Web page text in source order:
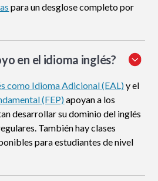
para un desglose completo por
en el idioma inglés?
como Idioma Adicional (EAL)y el
(FEP)apoyan a los
desarrollar su dominio del inglés
También hay clases
para estudiantes de nivel